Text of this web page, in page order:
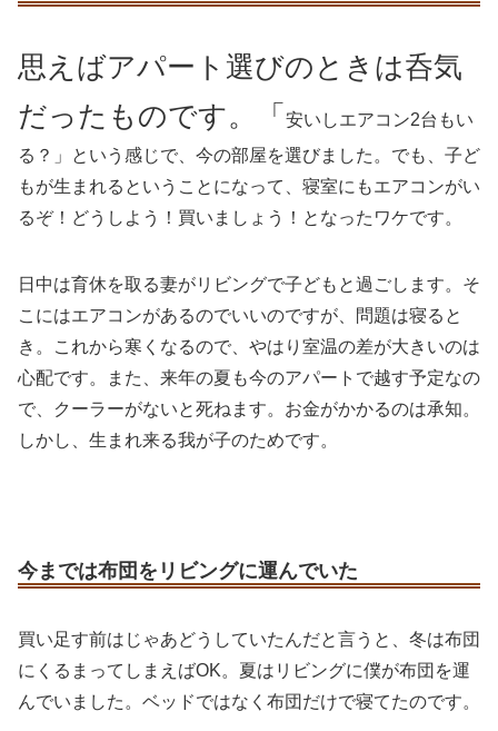
思えばアパート選びのときは呑気
だったものです。「 安いしエアコン2台もい
る？」という感じで、今の部屋を選びました。でも、子ど
もが生まれるということになって、寝室にもエアコンがい
るぞ！どうしよう！買いましょう！となったワケです。
日中は育休を取る妻がリビングで子どもと過ごします。そ
こにはエアコンがあるのでいいのですが、問題は寝ると
き。これから寒くなるので、やはり室温の差が大きいのは
心配です。また、来年の夏も今のアパートで越す予定なの
で、クーラーがないと死ねます。お金がかかるのは承知。
しかし、生まれ来る我が子のためです。
今までは布団をリビングに運んでいた
買い足す前はじゃあどうしていたんだと言うと、冬は布団
にくるまってしまえばOK。夏はリビングに僕が布団を運
んでいました。ベッドではなく布団だけで寝てたのです。